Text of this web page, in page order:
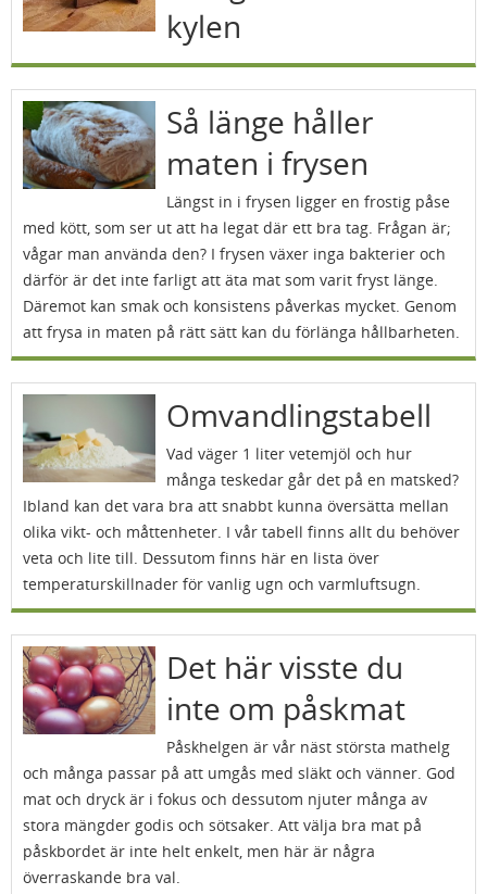
kylen
Så länge håller
maten i frysen
Längst in i frysen ligger en frostig påse
med kött, som ser ut att ha legat där ett bra tag. Frågan är;
vågar man använda den? I frysen växer inga bakterier och
därför är det inte farligt att äta mat som varit fryst länge.
Däremot kan smak och konsistens påverkas mycket. Genom
att frysa in maten på rätt sätt kan du förlänga hållbarheten.
Omvandlingstabell
Vad väger 1 liter vetemjöl och hur
många teskedar går det på en matsked?
Ibland kan det vara bra att snabbt kunna översätta mellan
olika vikt- och måttenheter. I vår tabell finns allt du behöver
veta och lite till. Dessutom finns här en lista över
temperaturskillnader för vanlig ugn och varmluftsugn.
Det här visste du
inte om påskmat
Påskhelgen är vår näst största mathelg
och många passar på att umgås med släkt och vänner. God
mat och dryck är i fokus och dessutom njuter många av
stora mängder godis och sötsaker. Att välja bra mat på
påskbordet är inte helt enkelt, men här är några
överraskande bra val.